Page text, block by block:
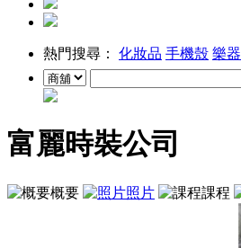
熱門搜尋： 化妝品 手機殼 樂器
富麗時裝公司
概要 照片 課程